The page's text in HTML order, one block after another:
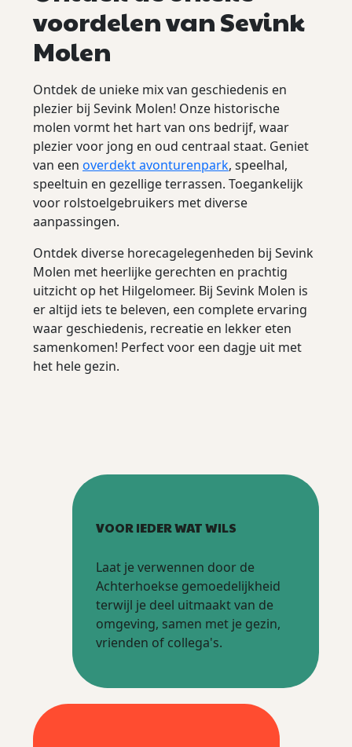
voordelen van Sevink
Molen
Ontdek de unieke mix van geschiedenis en
plezier bij Sevink Molen! Onze historische
molen vormt het hart van ons bedrijf, waar
plezier voor jong en oud centraal staat. Geniet
van een overdekt avonturenpark, speelhal,
speeltuin en gezellige terrassen. Toegankelijk
voor rolstoelgebruikers met diverse
aanpassingen.
Ontdek diverse horecagelegenheden bij Sevink
Molen met heerlijke gerechten en prachtig
uitzicht op het Hilgelomeer. Bij Sevink Molen is
er altijd iets te beleven, een complete ervaring
waar geschiedenis, recreatie en lekker eten
samenkomen! Perfect voor een dagje uit met
het hele gezin.
VOOR IEDER WAT WILS
Laat je verwennen door de
Achterhoekse gemoedelijkheid
terwijl je deel uitmaakt van de
omgeving, samen met je gezin,
vrienden of collega's.